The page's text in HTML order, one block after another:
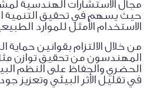
مجال الاستشارات الهندسية
حيث يسهم في تحقيق التنمية
الاستخدام الأمثل للموارد
من خلال الالتزام بقوانين حماية
المهندسون من تحقيق توازن
الحضري والحفاظ على النظم
في تقليل الأثر البيئي وتعزيز